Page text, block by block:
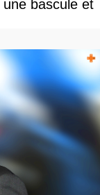
bascule et